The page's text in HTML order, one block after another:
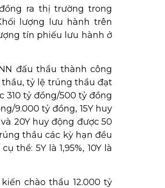
ra thị trường trong
lượng lưu hành trên
tín phiếu lưu hành ở
đấu thầu thành công
thầu, tỷ lệ trúng thầu đạt
310 tỷ đồng/500 tỷ đồng
9.000 tỷ đồng, 15Y huy
20Y huy động được 50
thầu các kỳ hạn đều
thể: 5Y là 1,95%, 10Y là
chào thầu 12.000 tỷ